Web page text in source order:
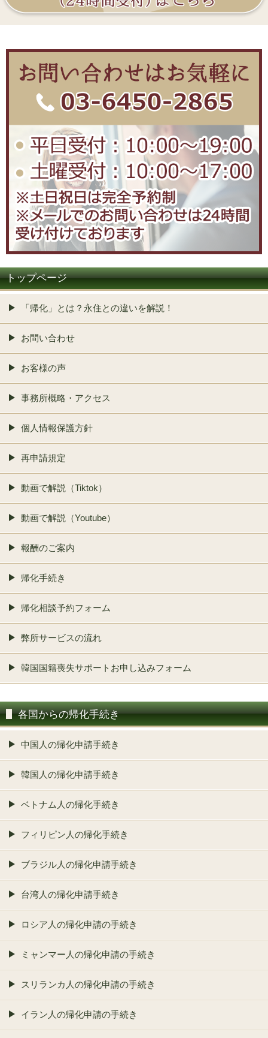
トップページ
「帰化」とは？永住との違いを解説！
お問い合わせ
お客様の声
事務所概略・アクセス
個人情報保護方針
再申請規定
動画で解説（Tiktok）
動画で解説（Youtube）
報酬のご案内
帰化手続き
帰化相談予約フォーム
弊所サービスの流れ
韓国国籍喪失サポートお申し込みフォーム
各国からの帰化手続き
中国人の帰化申請手続き
韓国人の帰化申請手続き
ベトナム人の帰化手続き
フィリピン人の帰化手続き
ブラジル人の帰化申請手続き
台湾人の帰化申請手続き
ロシア人の帰化申請の手続き
ミャンマー人の帰化申請の手続き
スリランカ人の帰化申請の手続き
イラン人の帰化申請の手続き